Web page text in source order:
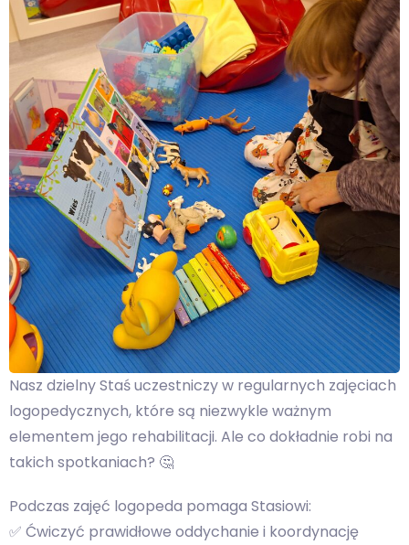
Nasz dzielny Staś uczestniczy w regularnych zajęciach
logopedycznych, które są niezwykle ważnym
elementem jego rehabilitacji. Ale co dokładnie robi na
takich spotkaniach? 🤔
Podczas zajęć logopeda pomaga Stasiowi:
✅ Ćwiczyć prawidłowe oddychanie i koordynację